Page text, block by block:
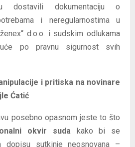
dokumentaciju o
i neregularnostima u
d.o.o. i sudskim odlukama
po pravnu sigurnost svih
i pritiska na novinare
Ćatić
posebno opasnom jeste to što
okvir suda kako bi se
dopisu sutkinje neosnovana –